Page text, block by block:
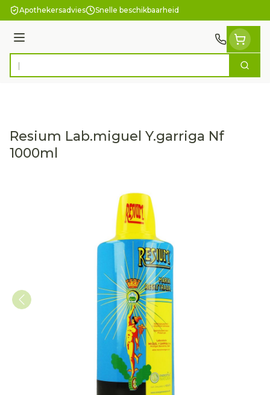
Ga naar de inhoud
Apothekersadvies Snelle beschikbaarheid
Menu
Product, merk, categorie... Zoek
Resium Lab.miguel Y.garriga Nf
1000ml